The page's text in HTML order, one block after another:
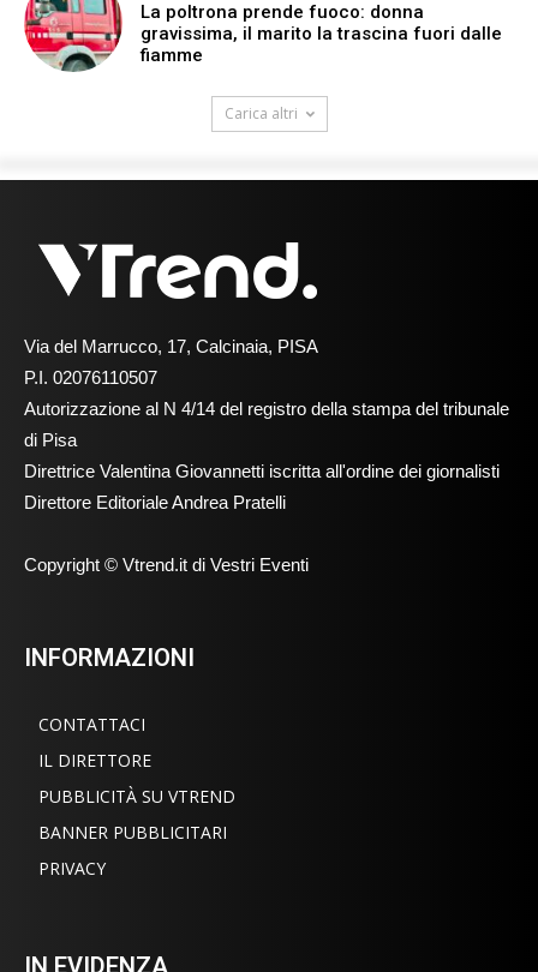
La poltrona prende fuoco: donna
gravissima, il marito la trascina fuori dalle
fiamme
Carica altri
Via del Marrucco, 17, Calcinaia, PISA
P.I. 02076110507
Autorizzazione al N 4/14 del registro della stampa del tribunale
di Pisa
Direttrice Valentina Giovannetti iscritta all'ordine dei giornalisti
Direttore Editoriale Andrea Pratelli
Copyright © Vtrend.it di Vestri Eventi
INFORMAZIONI
CONTATTACI
IL DIRETTORE
PUBBLICITÀ SU VTREND
BANNER PUBBLICITARI
PRIVACY
IN EVIDENZA